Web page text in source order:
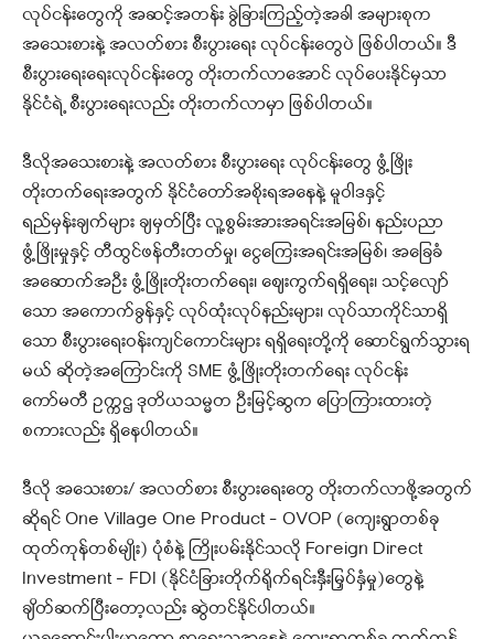
လုပ်ငန်းတွေကို အဆင့်အတန်း ခွဲခြားကြည့်တဲ့အခါ အများစုက
အသေးစားနဲ့ အလတ်စား စီးပွားရေး လုပ်ငန်းတွေပဲ ဖြစ်ပါတယ်။ ဒီ
စီးပွားရေးရေးလုပ်ငန်းတွေ တိုးတက်လာအောင် လုပ်ပေးနိုင်မှသာ
နိုင်ငံရဲ့ စီးပွားရေးလည်း တိုးတက်လာမှာ ဖြစ်ပါတယ်။
ဒီလိုအသေးစားနဲ့ အလတ်စား စီးပွားရေး လုပ်ငန်းတွေ ဖွံ့ဖြိုး
တိုးတက်ရေးအတွက် နိုင်ငံတော်အစိုးရအနေနဲ့ မူဝါဒနှင့်
ရည်မှန်းချက်များ ချမှတ်ပြီး လူ့စွမ်းအားအရင်းအမြစ်၊ နည်းပညာ
ဖွံ့ဖြိုးမှုနှင့် တီထွင်ဖန်တီးတတ်မှု၊ ငွေကြေးအရင်းအမြစ်၊ အခြေခံ
အဆောက်အဦး ဖွံ့ဖြိုးတိုးတက်ရေး၊ ဈေးကွက်ရရှိရေး၊ သင့်လျော်
သော အကောက်ခွန်နှင့် လုပ်ထုံးလုပ်နည်းများ၊ လုပ်သာကိုင်သာရှိ
သော စီးပွားရေးဝန်းကျင်ကောင်းများ ရရှိရေးတို့ကို ဆောင်ရွက်သွားရ
မယ် ဆိုတဲ့အကြောင်းကို SME ဖွံ့ဖြိုးတိုးတက်ရေး လုပ်ငန်း
ကော်မတီ ဥက္ကဌ ဒုတိယသမ္မတ ဦးမြင့်ဆွက ပြောကြားထားတဲ့
စကားလည်း ရှိနေပါတယ်။
ဒီလို အသေးစား/ အလတ်စား စီးပွားရေးတွေ တိုးတက်လာဖို့အတွက်
ဆိုရင် One Village One Product – OVOP (ကျေးရွာတစ်ခု
ထုတ်ကုန်တစ်မျိုး) ပုံစံနဲ့ ကြိုးပမ်းနိုင်သလို Foreign Direct
Investment – FDI (နိုင်ငံခြားတိုက်ရိုက်ရင်းနှီးမြှပ်နှံမှု)တွေနဲ့
ချိတ်ဆက်ပြီးတော့လည်း ဆွဲတင်နိုင်ပါတယ်။